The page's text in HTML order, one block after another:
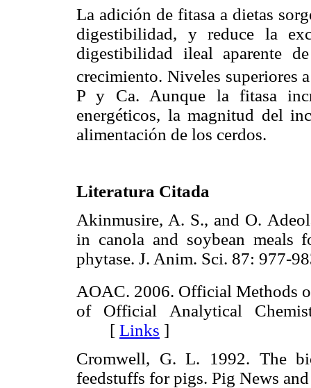
La adición de fitasa a dietas
digestibilidad, y reduce la
digestibilidad ileal aparente
crecimiento. Niveles superiores
P y Ca. Aunque la fitasa
energéticos, la magnitud del
alimentación de los cerdos.
Literatura Citada
Akinmusire, A. S., and O.
in canola and soybean meals
phytase. J. Anim. Sci. 87:
AOAC. 2006. Official Methods
of Official Analytical
[ Links ]
Cromwell, G. L. 1992. The
feedstuffs for pigs. Pig News